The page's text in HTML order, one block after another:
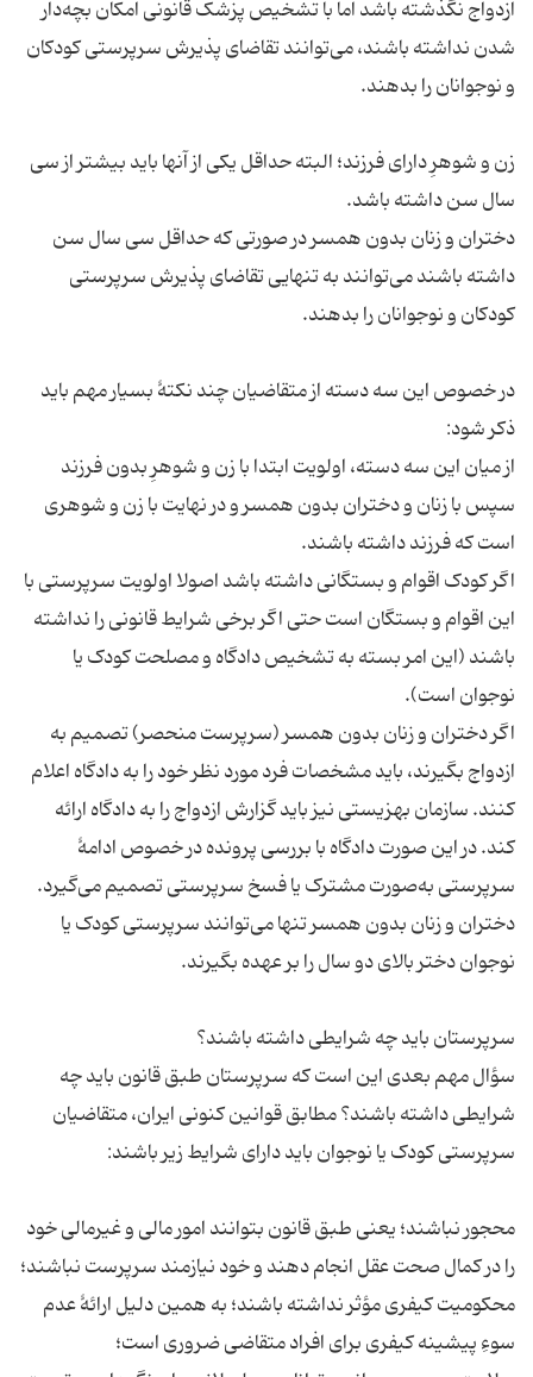
ازدواج نگذشته باشد اما با تشخیص پزشک قانونی امکان بچه‌دار
شدن نداشته باشند، می‌توانند تقاضای پذیرش سرپرستی کودکان
و نوجوانان را بدهند.
زن و شوهرِ دارای فرزند؛ البته حداقل یکی از آن­ها باید بیشتر از سی
سال سن داشته باشد.
دختران و زنان بدون همسر در صورتی که حداقل سی سال سن
داشته باشند می‌توانند به تنهایی تقاضای پذیرش سرپرستی
کودکان و نوجوانان را بدهند.
در خصوص این سه دسته از متقاضیان چند نکتهٔ بسیار مهم باید
ذکر شود:
از میان این سه دسته، اولویت ابتدا با زن و شوهرِ بدون فرزند
سپس با زنان و دختران بدون همسر و در نهایت با زن و شوهری
است که فرزند داشته باشند.
اگر کودک اقوام و بستگانی داشته باشد اصولا اولویت سرپرستی با
این اقوام و بستگان است حتی اگر برخی شرایط قانونی را نداشته
باشند (این امر بسته به تشخیص دادگاه و مصلحت کودک یا
نوجوان است).
اگر دختران و زنان بدون همسر (سرپرست منحصر) تصمیم به
ازدواج بگیرند، باید مشخصات فرد مورد نظر خود را به دادگاه اعلام
کنند. سازمان بهزیستی نیز باید گزارش ازدواج را به دادگاه ارائه
کند. در این صورت دادگاه با بررسی پرونده در خصوص ادامهٔ
سرپرستی به‌صورت مشترک یا فسخ سرپرستی تصمیم می‌گیرد.
دختران و زنان بدون همسر تنها می‌توانند سرپرستی کودک یا
نوجوان دختر بالای دو سال را بر عهده بگیرند.
سرپرستان باید چه شرایطی داشته باشند؟
سؤال مهم بعدی این است که سرپرستان طبق قانون باید چه
شرایطی داشته باشند؟ مطابق قوانین کنونی ایران، متقاضیان
سرپرستی کودک یا نوجوان باید دارای شرایط زیر باشند:
محجور نباشند؛ یعنی طبق قانون بتوانند امور مالی و غیرمالی خود
را در کمال صحت عقل انجام دهند و خود نیازمند سرپرست نباشند؛
محکومیت کیفری مؤثر نداشته باشند؛ به همین دلیل ارائهٔ عدم
سوءِ پیشینه کیفری برای افراد متقاضی ضروری است؛